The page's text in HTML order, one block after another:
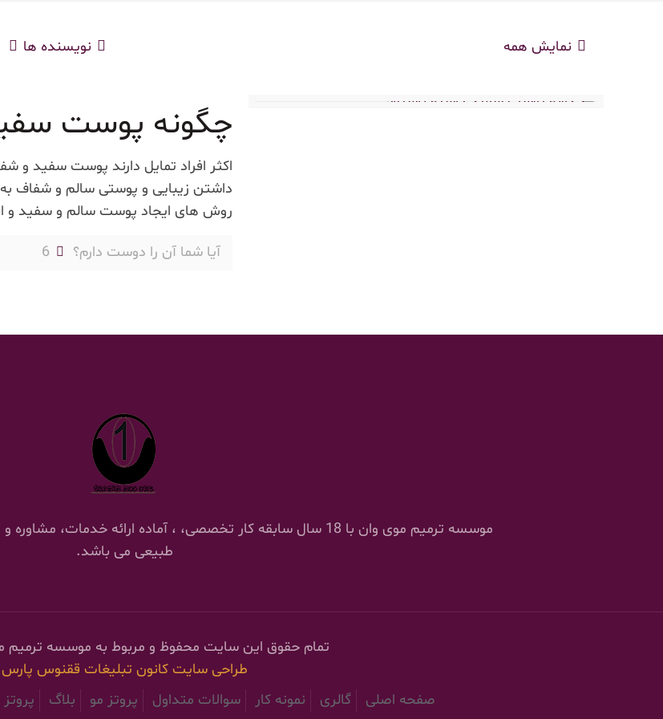
نویسنده ها نمایش همه
چگونه پوست
اکثر افراد تمایل دارند پوست سفید و
داشتن زیبایی و پوستی سالم و شفاف
روش های ایجاد پوست سالم و سفید و
آیا شما آن را دوست دارم؟ 6
موسسه ترمیم موی وان با 18 سال سابقه کار تخصصی، ، آماده ارائه
طبیعی می باشد.
تمام حقوق این سایت محفوظ و مربوط به موسسه
طراحی سایت کانون تبلیغات ققنوس پارس
صفحه اصلی
گالری نمونه کار سوالات متداول پروتز مو بلاگ